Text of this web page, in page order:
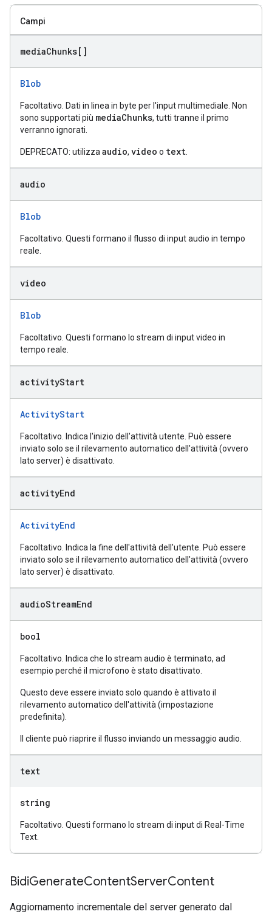
Campi
mediaChunks[]
Blob
Facoltativo. Dati in linea in byte per l'input multimediale. Non
sono supportati più mediaChunks, tutti tranne il primo
verranno ignorati.
DEPRECATO: utilizza audio, video o text
audio
Blob
Facoltativo. Questi formano il flusso di input audio in tempo
reale.
video
Blob
Facoltativo. Questi formano lo stream di input video in
tempo reale.
activityStart
ActivityStart
Facoltativo. Indica l'inizio dell'attività utente. Può essere
inviato solo se il rilevamento automatico dell'attività (ovvero
lato server) è disattivato.
activityEnd
ActivityEnd
Facoltativo. Indica la fine dell'attività dell'utente. Può essere
inviato solo se il rilevamento automatico dell'attività (ovvero
lato server) è disattivato.
audioStreamEnd
bool
Facoltativo. Indica che lo stream audio è terminato, ad
esempio perché il microfono è stato disattivato.
Questo deve essere inviato solo quando è attivato il
rilevamento automatico dell'attività (impostazione
predefinita).
Il cliente può riaprire il flusso inviando un messaggio audio.
text
string
Facoltativo. Questi formano lo stream di input di Real-Time
Text.
BidiGenerateContentServerContent
Aggiornamento incrementale del server generato dal